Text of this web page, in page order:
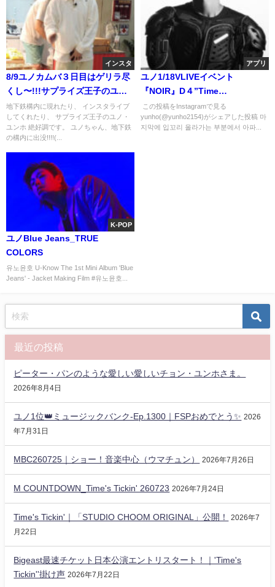
インスタ
8/9ユノカムバ３日目はゲリラ尽
くし〜!!!サプライズ王子のユノ
ちゃんです。
地下鉄構内に現れたり、 インスタライブ
してくれたり、 サプライズ王子のユノ・
ユンホ 絶好調です。 ユノちゃん、地下鉄
の構内に出没!!!!(...
アプリ
ユノ1/18VLIVEイベント
『NOIR』D４”Time
Machine”Teaser公開
この投稿をInstagramで見る
yunho(@yunho2154)がシェアした投稿 마
지막에 입꼬리 올라가는 부분에서 아파...
K-POP
ユノBlue Jeans_TRUE
COLORS
유노윤호 U-Know The 1st Mini Album 'Blue
Jeans' - Jacket Making Film #유노윤호...
最近の投稿
ピーター・パンのような愛しい愛しいチョン・ユンホさま。
2026年8月4日
ユノ1位👑ミュージックバンク-Ep.1300｜FSPおめでとう✨️ 2026
年7月31日
MBC260725｜ショー！音楽中心（ウマチュン） 2026年7月26日
M COUNTDOWN_Time's Tickin' 260723 2026年7月24日
Time's Tickin'｜「STUDIO CHOOM ORIGINAL」公開！
2026年7
月22日
Bigeast最速チケット日本公演エントリスタート！｜'Time's
Tickin''掛け声 2026年7月22日